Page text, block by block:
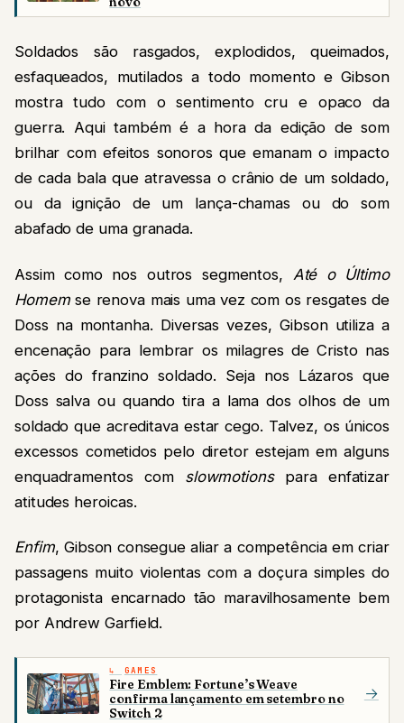
Soldados são rasgados, explodidos, queimados,
esfaqueados, mutilados a todo momento e Gibson
mostra tudo com o sentimento cru e opaco da
guerra. Aqui também é a hora da edição de som
brilhar com efeitos sonoros que emanam o impacto
de cada bala que atravessa o crânio de um soldado,
ou da ignição de um lança-chamas ou do som
abafado de uma granada.
Assim como nos outros segmentos, Até o Último
Homemse renova mais uma vez com os resgates de
Doss na montanha. Diversas vezes, Gibson utiliza a
encenação para lembrar os milagres de Cristo nas
ações do franzino soldado. Seja nos Lázaros que
Doss salva ou quando tira a lama dos olhos de um
soldado que acreditava estar cego. Talvez, os únicos
excessos cometidos pelo diretor estejam em alguns
enquadramentos com slowmotions para enfatizar
atitudes heroicas.
Enfim, Gibson consegue aliar a competência em criar
passagens muito violentas com a doçura simples do
protagonista encarnado tão maravilhosamente bem
por Andrew Garfield.
GAMES
Fire Emblem: Fortune’s Weave
confirma lançamento em setembro no
Switch 2
→